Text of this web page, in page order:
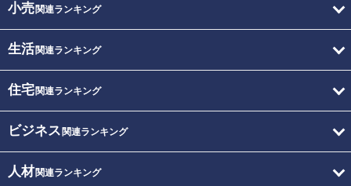
小売関連ランキング
生活関連ランキング
住宅関連ランキング
ビジネス 関連ランキング
人材関連ランキング